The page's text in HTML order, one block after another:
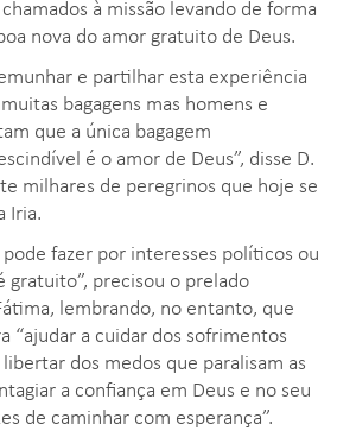
à missão levando de forma
nova do amor gratuito de Deus.
e partilhar esta experiência
bagagens mas homens e
que a única bagagem
é o amor de Deus”, disse D.
milhares de peregrinos que hoje se
Iria.
fazer por interesses políticos ou
gratuito”, precisou o prelado
lembrando, no entanto, que
“ajudar a cuidar dos sofrimentos
dos medos que paralisam as
a confiança em Deus e no seu
de caminhar com esperança”.